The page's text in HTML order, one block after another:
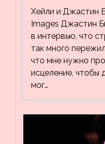
видео, на
Хейли
Хейли и Джастин
Images Джастин
в интервью, что
так много
что мне нужно
исцеление, чтобы
мог…